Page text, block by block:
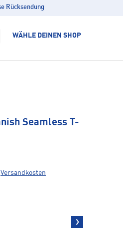
Rücksendung
WÄHLE DEINEN SHOP
Seamless T-
Versandkosten